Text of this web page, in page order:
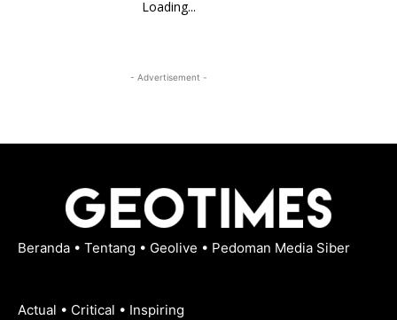
Loading...
- Advertisement -
Beranda • Tentang • Geolive • Pedoman Media Siber
Actual • Critical • Inspiring